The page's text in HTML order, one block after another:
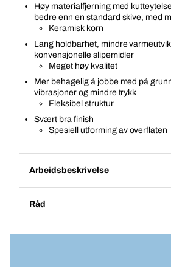
Høy materialfjerning med
bedre enn en standard skive, med
Keramisk korn
Lang holdbarhet, mindre
konvensjonelle slipemidler
Meget høy kvalitet
Mer behagelig å jobbe med på
vibrasjoner og mindre trykk
Fleksibel struktur
Svært bra finish
Spesiell utforming av overflaten
Arbeidsbeskrivelse
Råd